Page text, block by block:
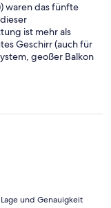
waren das fünfte
ist mehr als
Geschirr (auch für
geoßer Balkon
kleiner Mangel
gelöst werden.
und Genauigkeit